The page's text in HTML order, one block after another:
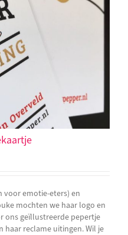
voor emotie-eters) en
mochten we haar logo en
ons geïllustreerde pepertje
haar reclame uitingen. Wil je